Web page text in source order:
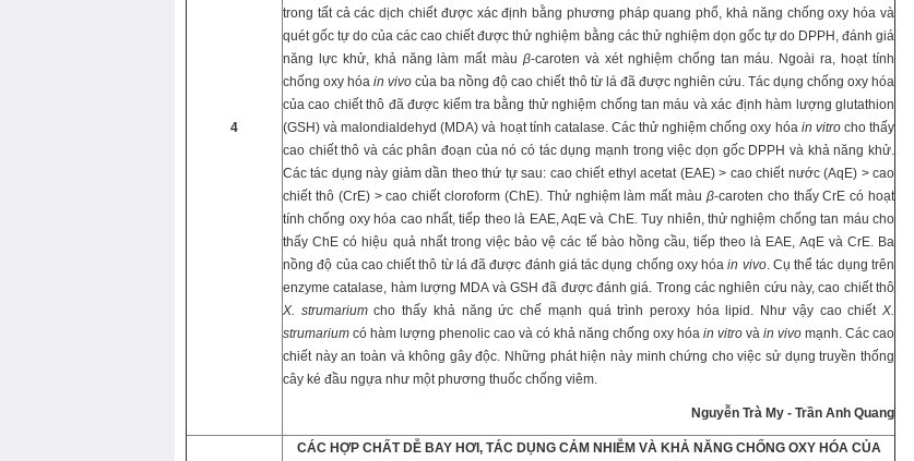
4
trong tất cả các dịch chiết được xác định bằng phương pháp quang phổ, khả năng chống oxy hóa và
quét gốc tự do của các cao chiết được thử nghiệm bằng các thử nghiệm dọn gốc tự do DPPH, đánh giá
năng lực khử, khả năng làm mất màuβ-caroten và xét nghiệm chống tan máu. Ngoài ra, hoạt tính
chống oxy hóain vivo của ba nồng độ cao chiết thô từ lá đã được nghiên cứu. Tác dụng chống oxy hóa
của cao chiết thô đã được kiểm tra bằng thử nghiệm chống tan máu và xác định hàm lượng glutathion
(GSH) và malondialdehyd (MDA) và hoạt tính catalase. Các thử nghiệm chống oxy hóa in vitrocho thấy
cao chiết thô và các phân đoạn của nó có tác dụng mạnh trong việc dọn gốc DPPH và khả năng khử.
Các tác dụng này giảm dần theo thứ tự sau: cao chiết ethyl acetat (EAE) > cao chiết nước (AqE) > cao
chiết thô (CrE) > cao chiết cloroform (ChE). Thử nghiệm làm mất màu β-caroten cho thấy CrE có hoạt
tính chống oxy hóa cao nhất, tiếp theo là EAE, AqE và ChE. Tuy nhiên, thử nghiệm chống tan máu cho
thấy ChE có hiệu quả nhất trong việc bảo vệ các tế bào hồng cầu, tiếp theo là EAE, AqE và CrE. Ba
nồng độ của cao chiết thô từ lá đã được đánh giá tác dụng chống oxy hóain vivo. Cụ thể tác dụng trên
enzyme catalase, hàm lượng MDA và GSH đã được đánh giá. Trong các nghiên cứu này, cao chiết thô
X. strumariumcho thấy khả năng ức chế mạnh quá trình peroxy hóa lipid. Như vậy cao chiếtX.
strumarium có hàm lượng phenolic cao và có khả năng chống oxy hóa in vitro và in vivo mạnh. Các cao
chiết này an toàn và không gây độc. Những phát hiện này minh chứng cho việc sử dụng truyền thống
cây ké đầu ngựa như một phương thuốc chống viêm.
Nguyễn Trà My - Trần Anh Quang
CÁC HỢP CHẤT DỄ BAY HƠI, TÁC DỤNG CẢM NHIỄM VÀ KHẢ NĂNG CHỐNG OXY HÓA CỦA